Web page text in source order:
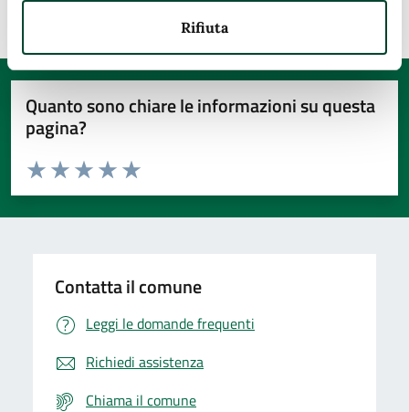
Rifiuta
Quanto sono chiare le informazioni su questa
pagina?
Valuta da 1 a 5 stelle la pagina
Valuta 5 stelle su 5
Valuta 4 stelle su 5
Valuta 3 stelle su 5
Valuta 2 stelle su 5
Valuta 1 stelle su 5
Contatta il comune
Leggi le domande frequenti
Richiedi assistenza
Chiama il comune